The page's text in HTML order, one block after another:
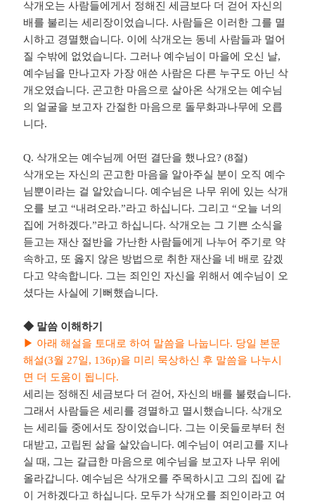
삭개오는 사람들에게서 정해진 세금보다 더 걷어 자신의
배를 불리는 세리장이었습니다.사람들은 이러한 그를 멸
시하고 경멸했습니다. 이에 삭개오는 동네 사람들과 멀어
질 수밖에 없었습니다. 그러나 예수님이 마을에 오신 날,
예수님을 만나고자 가장 애쓴 사람은 다른 누구도 아닌 삭
개오였습니다. 곤고한 마음으로 살아온 삭개오는 예수님
의 얼굴을 보고자 간절한 마음으로 돌무화과나무에 오릅
니다.
Q.삭개오는 예수님께 어떤 결단을 했나요? (8절)
삭개오는 자신의 곤고한 마음을 알아주실 분이 오직 예수
님뿐이라는 걸 알았습니다. 예수님은 나무 위에 있는 삭개
오를 보고“내려오라.”라고 하십니다. 그리고“오늘 너의
집에 거하겠다.”라고 하십니다.삭개오는 그 기쁜 소식을
듣고는 재산 절반을 가난한 사람들에게 나누어 주기로 약
속하고, 또 옳지 않은 방법으로 취한 재산을 네 배로 갚겠
다고 약속합니다. 그는 죄인인 자신을 위해서 예수님이 오
셨다는 사실에 기뻐했습니다.
◆ 말씀 이해하기
▶ 아래 해설을 토대로 하여 말씀을 나눕니다. 당일 본문
해설(3월 27일, 136p)을 미리 묵상하신 후 말씀을 나누시
면 더 도움이 됩니다.
세리는 정해진 세금보다 더 걷어, 자신의 배를 불렸습니다.
그래서 사람들은 세리를 경멸하고 멸시했습니다.삭개오
는 세리들 중에서도 장이었습니다. 그는 이웃들로부터 천
대받고, 고립된 삶을 살았습니다. 예수님이 여리고를 지나
실 때, 그는 갈급한 마음으로 예수님을 보고자 나무 위에
올라갑니다. 예수님은 삭개오를 주목하시고 그의 집에 같
이 거하겠다고 하십니다. 모두가 삭개오를 죄인이라고 여